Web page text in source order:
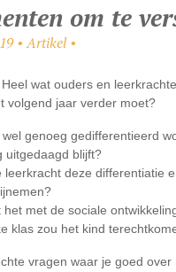
om te
• Artikel •
wat ouders en
volgend jaar verder moet?
wel genoeg gedifferentieerd
uitgedaagd blijft?
leerkracht deze differentiatie
het met de sociale
klas zou het kind
vragen waar je goed over